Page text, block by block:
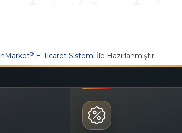
® E-Ticaret Sistemi İle Hazırlanmıştır.